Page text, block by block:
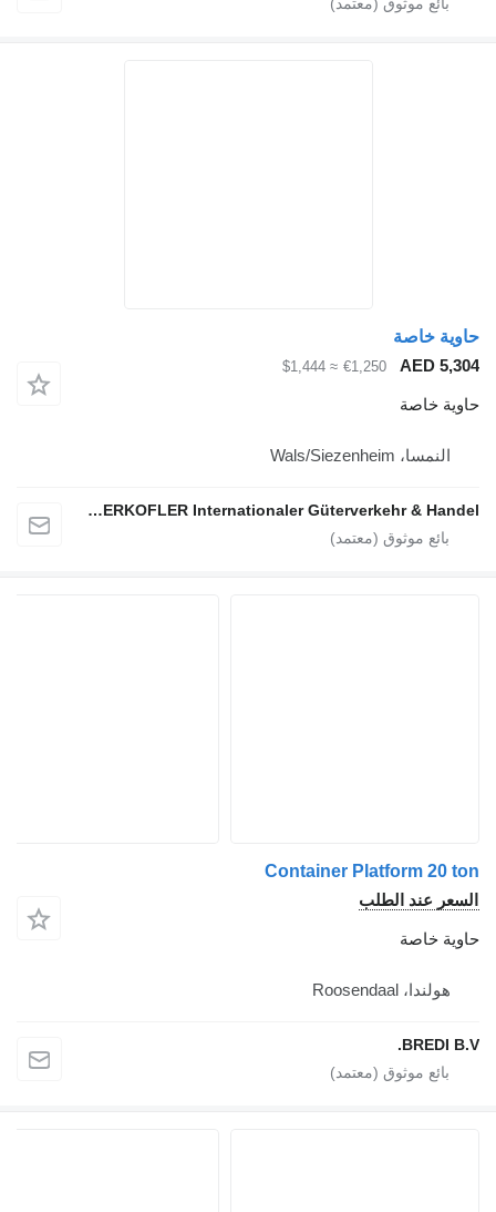
حاوية خاصة
AED 5,304
€1,250
≈ $1,444
حاوية خاصة
النمسا، Wals/Siezenheim
Rene OBERKOFLER Internationaler Güterverkehr & Handel
Container Platform 20 ton
السعر عند الطلب
حاوية خاصة
هولندا، Roosendaal
BREDI B.V.